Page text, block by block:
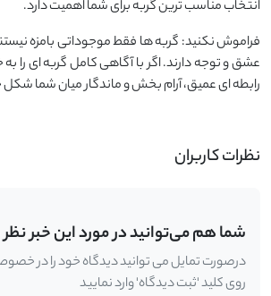
انتخاب مناسب ‌ترین گربه برای شما اهمیت دارد.
فراموش نکنید: گربه‌ ها فقط موجوداتی بامزه
عشق و توجه دارند. اگر با آگاهی کامل گربه ‌ای را
رابطه‌ ای عمیق، آرام‌ بخش و ماندگار میان شما
نظرات کاربران
شما هم می‌توانید در مورد این خبر
درصورت تمایل می توانید دیدگاه خود را در
روی کلید 'ثبت دیدگاه' وارد نمایید